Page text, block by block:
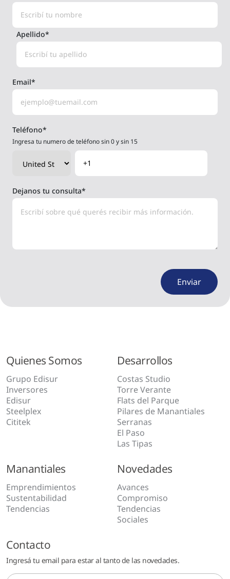
Apellido*
Email*
Teléfono*
Ingresa tu numero de teléfono sin 0 y sin 15
Dejanos tu consulta*
Quienes Somos
Grupo Edisur
Inversores
Edisur
Steelplex
Cititek
Desarrollos
Costas Studio
Torre Verante
Flats del Parque
Pilares de Manantiales
Serranas
El Paso
Las Tipas
Manantiales
Emprendimientos
Sustentabilidad
Tendencias
Novedades
Avances
Compromiso
Tendencias
Sociales
Contacto
Ingresá tu email para estar al tanto de las novedades.